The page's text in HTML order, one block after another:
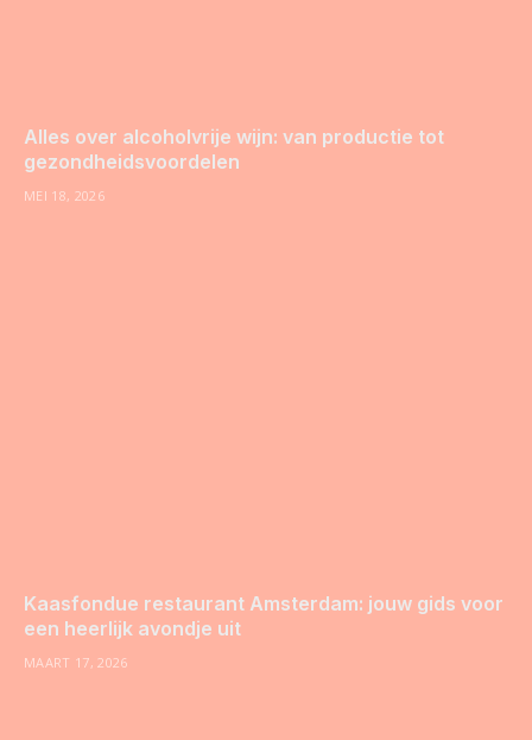
Alles over alcoholvrije wijn: van productie tot
gezondheidsvoordelen
MEI 18, 2026
Kaasfondue restaurant Amsterdam: jouw gids voor
een heerlijk avondje uit
MAART 17, 2026